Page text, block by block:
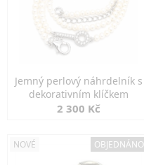
Jemný perlový náhrdelník s
dekorativním klíčkem
2 300 Kč
NOVÉ OBJEDNÁNO